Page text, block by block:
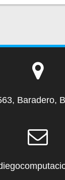
Baradero,